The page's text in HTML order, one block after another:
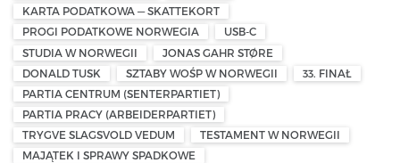
KARTA PODATKOWA — SKATTEKORT
PROGI PODATKOWE NORWEGIA
USB-C
STUDIA W NORWEGII
JONAS GAHR STØRE
DONALD TUSK
SZTABY WOŚP W NORWEGII
33. FINAŁ
PARTIA CENTRUM (SENTERPARTIET)
PARTIA PRACY (ARBEIDERPARTIET)
TRYGVE SLAGSVOLD VEDUM
TESTAMENT W NORWEGII
MAJĄTEK I SPRAWY SPADKOWE